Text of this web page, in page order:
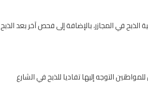
في المجازر، بالإضافة إلى فحص آخر بعد الذبح
التوجه إليها تفاديا للذبح في الشارع